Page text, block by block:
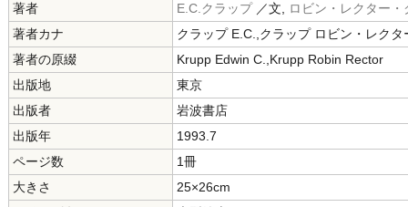
著者
E.C.クラップ／文,
ロビン・レクター・
著者カナ
クラップ E.C.,クラップ ロビン・レクタ
著者の原綴
Krupp Edwin C.,Krupp Robin Rector
出版地
東京
出版者
岩波書店
出版年
1993.7
ページ数
1冊
大きさ
25×26cm